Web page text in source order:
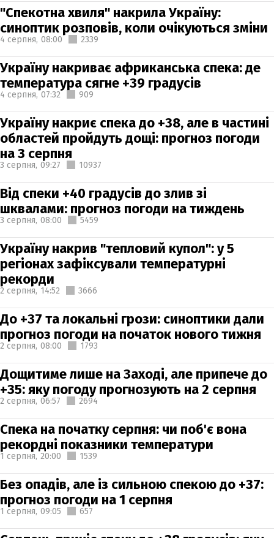
"Спекотна хвиля" накрила Україну:
синоптик розповів, коли очікуються зміни
4 серпня, 08:00 2339
Україну накриває африканська спека: де
температура сягне +39 градусів
4 серпня, 07:32 909
Україну накриє спека до +38, але в частині
областей пройдуть дощі: прогноз погоди
на 3 серпня
3 серпня, 09:27 10937
Від спеки +40 градусів до злив зі
шквалами: прогноз погоди на тиждень
3 серпня, 08:00 5459
Україну накрив "тепловий купол": у 5
регіонах зафіксували температурні
рекорди
2 серпня, 14:52 3666
До +37 та локальні грози: синоптики дали
прогноз погоди на початок нового тижня
2 серпня, 08:00 1793
Дощитиме лише на Заході, але припече до
+35: яку погоду прогнозують на 2 серпня
2 серпня, 06:57 2694
Спека на початку серпня: чи поб'є вона
рекордні показники температури
1 серпня, 20:00 1539
Без опадів, але із сильною спекою до +37:
прогноз погоди на 1 серпня
1 серпня, 09:05 657